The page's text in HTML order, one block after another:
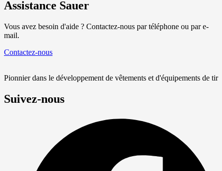
Assistance Sauer
Vous avez besoin d'aide ? Contactez-nous par téléphone ou par e-
mail.
Contactez-nous
Pionnier dans le développement de vêtements et d'équipements de tir
Suivez-nous